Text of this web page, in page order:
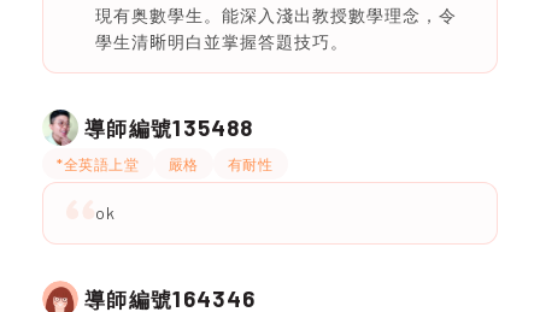
現有奥數學生。能深入淺出教授數學理念，令
學生清𥇦明白並掌握答題技巧。
導師編號135488
*全英語上堂 嚴格 有耐性
ok
導師編號164346